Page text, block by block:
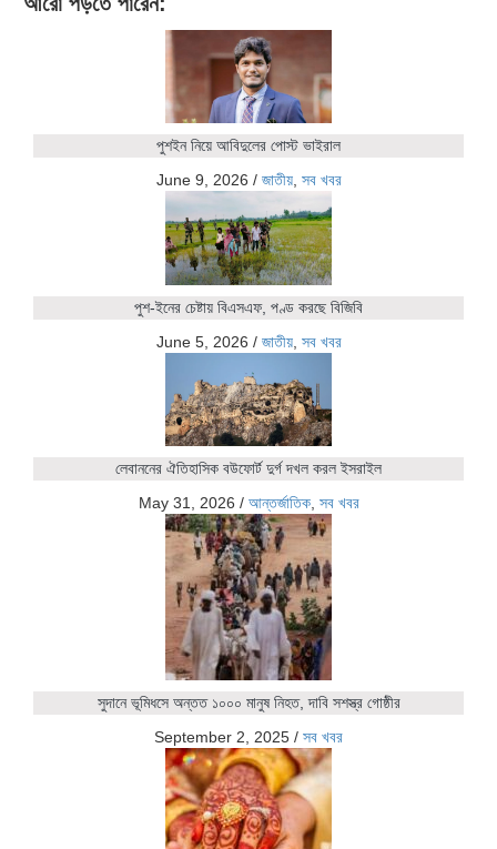
পুশইন নিয়ে আবিদুলের পোস্ট ভাইরাল
June 9, 2026 / জাতীয়, সব খবর
পুশ-ইনের চেষ্টায় বিএসএফ, পণ্ড করছে বিজিবি
June 5, 2026 / জাতীয়, সব খবর
লেবাননের ঐতিহাসিক বউফোর্ট দুর্গ দখল করল ইসরাইল
May 31, 2026 / আন্তর্জাতিক, সব খবর
সুদানে ভূমিধসে অন্তত ১০০০ মানুষ নিহত, দাবি সশস্ত্র গোষ্ঠীর
September 2, 2025 / সব খবর